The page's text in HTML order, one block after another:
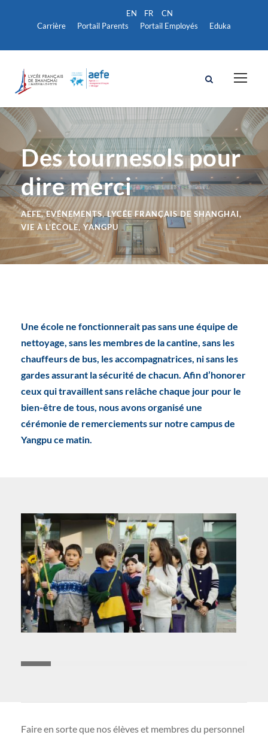
Carrière Portail Parents Portail Employés Eduka
Des tournesols pour
dire merci
AEFE, EVÉNEMENTS, LYCÉE FRANÇAIS DE SHANGHAI,
VIE À L'ÉCOLE, YANGPU
Une école ne fonctionnerait pas sans une équipe de
nettoyage, sans les membres de la cantine, sans les
chauffeurs de bus, les accompagnatrices, ni sans les
gardes assurant la sécurité de chacun. Afin d’honorer
ceux qui travaillent sans relâche chaque jour pour le
bien-être de tous, nous avons organisé une
cérémonie de remerciements sur notre campus de
Yangpu ce matin.
Faire en sorte que nos élèves et membres du personnel